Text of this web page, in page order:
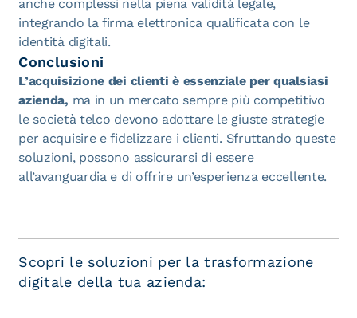
anche complessi nella piena validità legale,
integrando la firma elettronica qualificata con le
identità digitali.
Conclusioni
L’acquisizione dei clienti è essenziale per qualsiasi
azienda, ma in un mercato sempre più competitivo
le società telco devono adottare le giuste strategie
per acquisire e fidelizzare i clienti. Sfruttando queste
soluzioni, possono assicurarsi di essere
all’avanguardia e di offrire un’esperienza eccellente.
Scopri le soluzioni per la trasformazione
digitale della tua azienda: